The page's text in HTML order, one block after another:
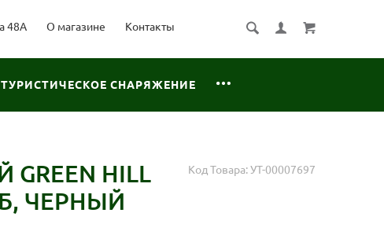
48А О магазине Контакты
ТУРИСТИЧЕСКОЕ СНАРЯЖЕНИЕ
Код Товара:УТ-00007697
HILL
Б, ЧЕРНЫЙ